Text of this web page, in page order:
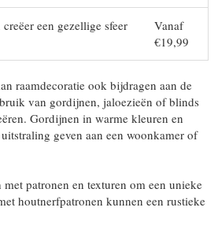
een gezellige sfeer
Vanaf
€19,99
raamdecoratie ook bijdragen aan de
van gordijnen, jaloezieën of blinds
Gordijnen in warme kleuren en
geven aan een woonkamer of
patronen en texturen om een unieke
houtnerfpatronen kunnen een rustieke